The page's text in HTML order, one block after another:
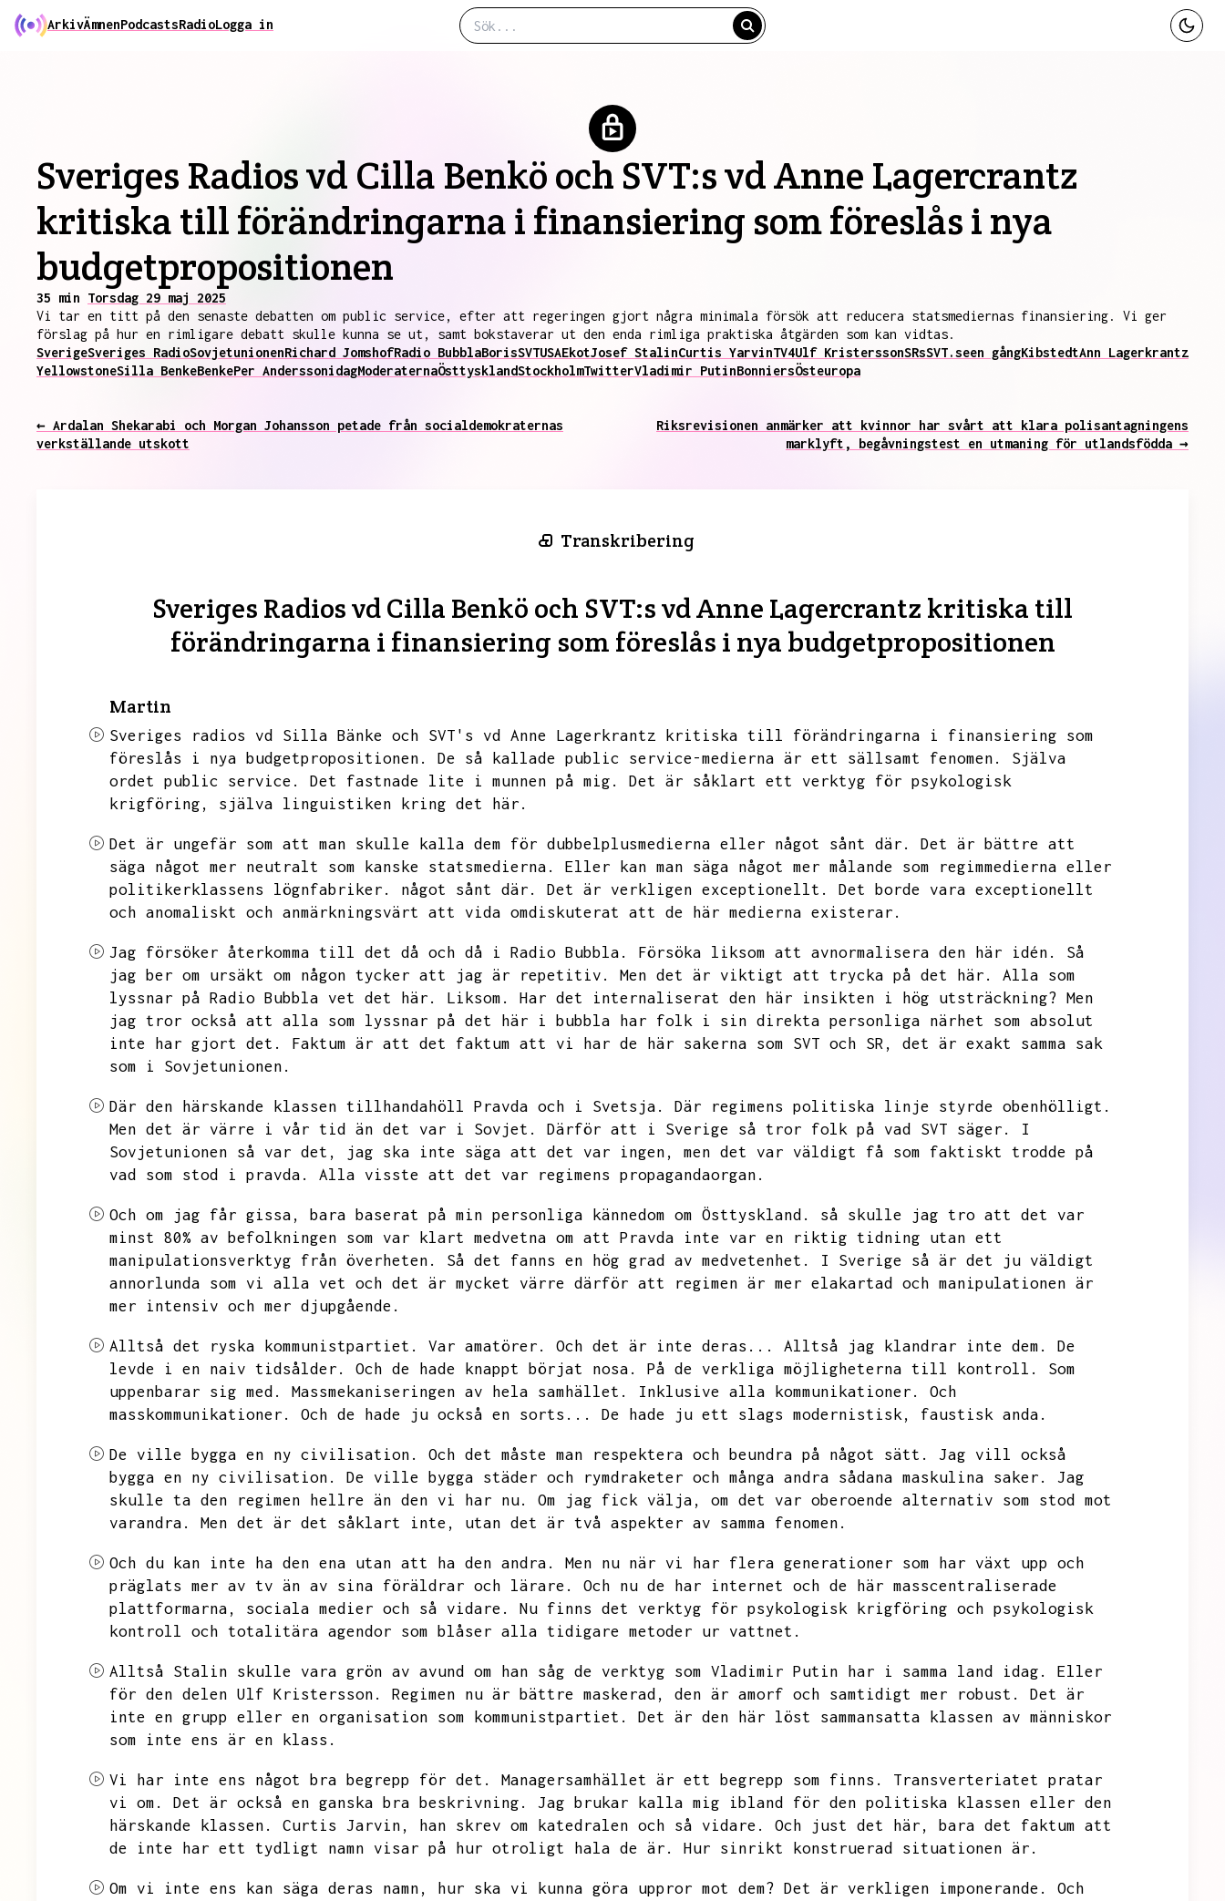
ArkivÄmnenPodcastsRadioLogga in
Sveriges Radios vd Cilla Benkö och SVT:s vd Anne Lagercrantz
kritiska till förändringarna i finansiering som föreslås i nya
budgetpropositionen
35 min Torsdag 29 maj 2025
Vi tar en titt på den senaste debatten om public service, efter att regeringen gjort några minimala försök att reducera statsmediernas finansiering. Vi ger
förslag på hur en rimligare debatt skulle kunna se ut, samt bokstaverar ut den enda rimliga praktiska åtgärden som kan vidtas.
SverigeSveriges RadioSovjetunionenRichard JomshofRadio BubblaBorisSVTUSAEkotJosef StalinCurtis YarvinTV4Ulf KristerssonSRsSVT.seen gångKibstedtAnn Lagerkrantz
YellowstoneSilla BenkeBenkePer AnderssonidagModeraternaÖsttysklandStockholmTwitterVladimir PutinBonniersÖsteuropa
← Ardalan Shekarabi och Morgan Johansson petade från socialdemokraternas
verkställande utskott
Riksrevisionen anmärker att kvinnor har svårt att klara polisantagningens
marklyft, begåvningstest en utmaning för utlandsfödda →
Transkribering
Sveriges Radios vd Cilla Benkö och SVT:s vd Anne Lagercrantz kritiska till
förändringarna i finansiering som föreslås i nya budgetpropositionen
Martin
Sveriges radios vd Silla Bänke och SVT's vd
Anne Lagerkrantz kritiska till förändringarna i finansiering som
föreslås i nya budgetpropositionen.
De så kallade public service-medierna är ett sällsamt fenomen.
Själva
ordet public service.
Det fastnade lite i munnen på mig.
Det är såklart ett verktyg för psykologisk
krigföring,
själva linguistiken kring det här.
Det är ungefär som att man skulle kalla dem för dubbelplusmedierna eller något sånt där.
Det är bättre att
säga något mer neutralt som kanske statsmedierna.
Eller kan man säga något mer målande som regimmedierna eller
politikerklassens lögnfabriker.
något sånt där. Det är verkligen exceptionellt.
Det borde vara exceptionellt
och anomaliskt och anmärkningsvärt att vida omdiskuterat att de här medierna existerar.
Jag försöker återkomma till det då och då i Radio Bubbla. Försöka liksom att avnormalisera den här idén.
Så
jag ber om ursäkt om någon tycker att jag är repetitiv.
Men det är viktigt att trycka på det här.
Alla som
lyssnar på Radio Bubbla vet det här.
Liksom. Har det internaliserat den här insikten i hög utsträckning? Men
jag tror också att alla som lyssnar på det här i bubbla har folk i sin direkta personliga närhet som absolut
inte har gjort det.
Faktum är att det faktum att vi har de här sakerna som SVT och SR, det är exakt samma sak
som i Sovjetunionen.
Där den härskande klassen tillhandahöll Pravda och i Svetsja.
Där regimens politiska linje styrde obenhölligt.
Men det är värre i vår tid än det var i Sovjet.
Därför att i Sverige så tror folk på vad SVT säger.
I
Sovjetunionen så var det,
jag ska inte säga att det var ingen,
men det var väldigt få som faktiskt trodde på
vad som stod i pravda.
Alla visste att det var regimens propagandaorgan.
Och om jag får gissa, bara baserat på min personliga kännedom om Östtyskland.
så skulle jag tro att det var
minst 80% av befolkningen som var klart medvetna om att Pravda inte var en riktig tidning utan ett
manipulationsverktyg från överheten.
Så det fanns en hög grad av medvetenhet.
I Sverige så är det ju väldigt
annorlunda som vi alla vet och det är mycket värre därför att regimen är mer elakartad och manipulationen är
mer intensiv och mer djupgående.
Alltså det ryska kommunistpartiet. Var amatörer. Och det är inte deras... Alltså jag klandrar inte dem.
De
levde i en naiv tidsålder.
Och de hade knappt börjat nosa. På de verkliga möjligheterna till kontroll.
Som
uppenbarar sig med.
Massmekaniseringen av hela samhället. Inklusive alla kommunikationer.
Och
masskommunikationer.
Och de hade ju också en sorts... De hade ju ett slags modernistisk, faustisk anda.
De ville bygga en ny civilisation. Och det måste man respektera och beundra på något sätt.
Jag vill också
bygga en ny civilisation.
De ville bygga städer och rymdraketer och många andra sådana maskulina saker.
Jag
skulle ta den regimen hellre än den vi har nu.
Om jag fick välja,
om det var oberoende alternativ som stod mot
varandra.
Men det är det såklart inte, utan det är två aspekter av samma fenomen.
Och du kan inte ha den ena utan att ha den andra.
Men nu när vi har flera generationer som har växt upp och
präglats mer av tv än av sina föräldrar och lärare.
Och nu de har internet och de här masscentraliserade
plattformarna,
sociala medier och så vidare.
Nu finns det verktyg för psykologisk krigföring och psykologisk
kontroll och totalitära agendor som blåser alla tidigare metoder ur vattnet.
Alltså Stalin skulle vara grön av avund om han såg de verktyg som Vladimir Putin har i samma land idag.
Eller
för den delen Ulf Kristersson.
Regimen nu är bättre maskerad, den är amorf och samtidigt mer robust.
Det är
inte en grupp eller en organisation som kommunistpartiet.
Det är den här löst sammansatta klassen av människor
som inte ens är en klass.
Vi har inte ens något bra begrepp för det. Managersamhället är ett begrepp som finns.
Transverteriatet pratar
vi om.
Det är också en ganska bra beskrivning.
Jag brukar kalla mig ibland för den politiska klassen eller den
härskande klassen.
Curtis Jarvin, han skrev om katedralen och så vidare. Och just det här,
bara det faktum att
de inte har ett tydligt namn visar på hur otroligt hala de är.
Hur sinrikt konstruerad situationen är.
Om vi inte ens kan säga deras namn, hur ska vi kunna göra uppror mot dem? Det är verkligen imponerande.
Och